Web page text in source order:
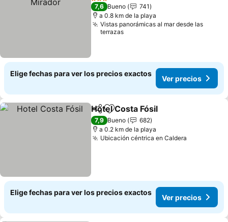
3 Estrellas
7,6 Bueno
741
a 0.8 km de la playa
Vistas panorámicas al mar desde las
terrazas
Elige fechas para ver los precios exactos
Ver precios
CompartirAgregar a favoritos
Hotel Costa Fósil
7,9 Bueno
682
a 0.2 km de la playa
Ubicación céntrica en Caldera
Elige fechas para ver los precios exactos
Ver precios